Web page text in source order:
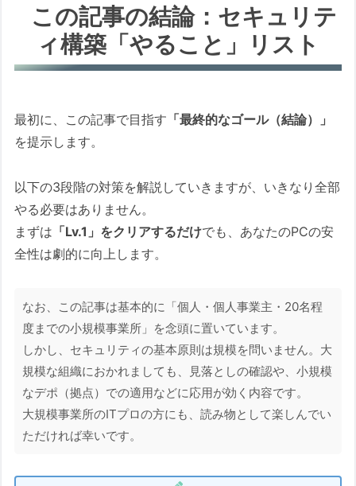
と」リスト
✅ Lv.1 【必須】 自動防御の土台を作る
（効果：大）
✅ Lv.3 【プロ級】 物理的な「隔離」と
「思考」
の図解と比喩
この記事の要約
この記事について
スライドショー動画（約◯分）
テキスト版ダイジェスト
わかりやすい解説：なぜ「気をつける」だ
けではダメなのか？
1. 泥棒は「新品の住所」を使ってや
ってくる
この記事の結論：セキュリテ
ィ構築「やること」リスト
最初に、この記事で目指す 「最終的なゴール（結論）」
を提示します。
以下の3段階の対策を解説していきますが、いきなり全部
やる必要はありません。
まずは 「Lv.1」をクリアするだけでも、あなたのPCの安
全性は劇的に向上します。
なお、この記事は基本的に「個人・個人事業主・20名程
度までの小規模事業所」を念頭に置いています。
しかし、セキュリティの基本原則は規模を問いません。大
規模な組織におかれましても、見落としの確認や、小規模
なデポ（拠点）での適用などに応用が効く内容です。
大規模事業所のITプロの方にも、読み物として楽しんでい
ただければ幸いです。